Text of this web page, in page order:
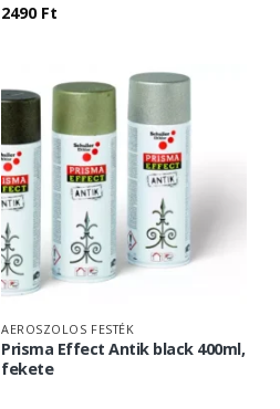
2490 Ft
AEROSZOLOS FESTÉK
Prisma Effect Antik black 400ml,
fekete